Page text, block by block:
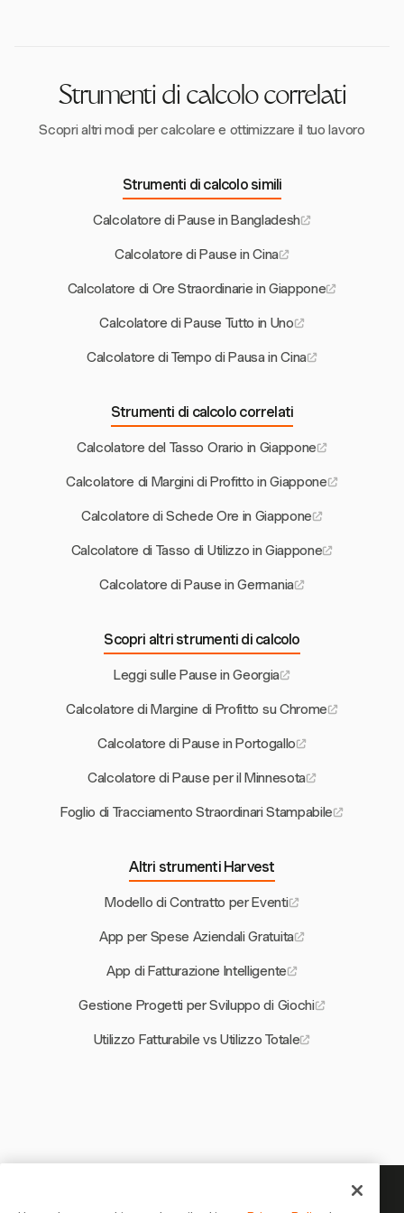
Strumenti di calcolo correlati
Scopri altri modi per calcolare e ottimizzare il tuo lavoro
Strumenti di calcolo simili
Calcolatore di Pause in Bangladesh
Calcolatore di Pause in Cina
Calcolatore di Ore Straordinarie in Giappone
Calcolatore di Pause Tutto in Uno
Calcolatore di Tempo di Pausa in Cina
Strumenti di calcolo correlati
Calcolatore del Tasso Orario in Giappone
Calcolatore di Margini di Profitto in Giappone
Calcolatore di Schede Ore in Giappone
Calcolatore di Tasso di Utilizzo in Giappone
Calcolatore di Pause in Germania
Scopri altri strumenti di calcolo
Leggi sulle Pause in Georgia
Calcolatore di Margine di Profitto su Chrome
Calcolatore di Pause in Portogallo
Calcolatore di Pause per il Minnesota
Foglio di Tracciamento Straordinari Stampabile
Altri strumenti Harvest
Modello di Contratto per Eventi
App per Spese Aziendali Gratuita
App di Fatturazione Intelligente
Gestione Progetti per Sviluppo di Giochi
Utilizzo Fatturabile vs Utilizzo Totale